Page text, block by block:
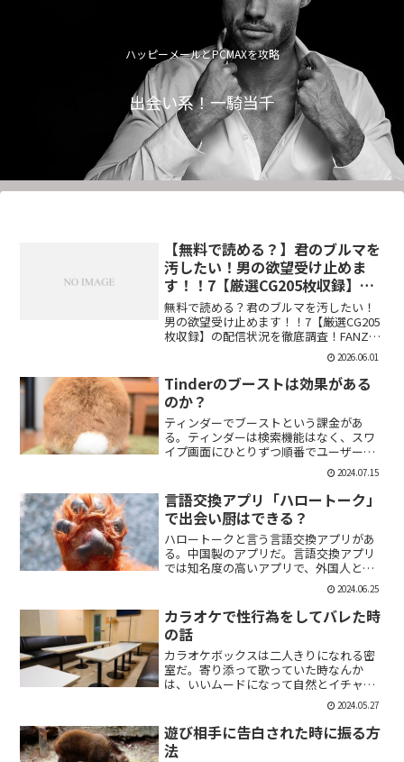
ハッピーメールとPCMAXを攻略
出会い系！一騎当千
【無料で読める？】君のブルマを
汚したい！男の欲望受け止めま
す！！7【厳選CG205枚収録】
【虚構クラブ】
無料で読める？君のブルマを汚したい！
男の欲望受け止めます！！7【厳選CG205
枚収録】の配信状況を徹底調査！FANZA
での販売形式やサンプル視聴、レビュー
評価もまとめています。今すぐチェッ
ク！【d_544876】
2026.06.01
Tinderのブーストは効果がある
のか？
ティンダーでブーストという課金があ
る。ティンダーは検索機能はなく、スワ
イプ画面にひとりずつ順番でユーザーが
表示される。その順番を優先して表示す
ることができる課金がブーストだ。ブー
スト1つ消費で30分間、ブースト2つ消費
で2時間の優先表示がさ...
2024.07.15
言語交換アプリ「ハロートーク」
で出会い厨はできる？
ハロートークと言う言語交換アプリがあ
る。中国製のアプリだ。言語交換アプリ
では知名度の高いアプリで、外国人と知
り合いたい付き合いたいという人にも魅
力的には一見魅力的にうつる。外国人の
恋人欲しいよな。俺もエマワトソンと結
婚してえ。ではハロートー...
2024.06.25
カラオケで性行為をしてバレた時
の話
カラオケボックスは二人きりになれる密
室だ。寄り添って歌っていた時なんか
は、いいムードになって自然とイチャイ
チャしはじめてしまうこともある。俺も
よく出会い系で知り合った人とカラオケ
にいったりする。相手もその気だったり
するから、なんかいいムード...
2024.05.27
遊び相手に告白された時に振る方
法